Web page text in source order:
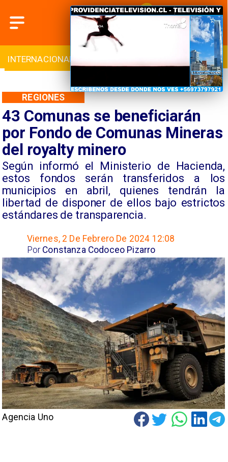
INTERNACIONAL CULTURA
43 Comunas se beneficiarán
por Fondo de Comunas Mineras
del royalty minero
​​Según informó el Ministerio de Hacienda,
estos fondos serán transferidos a los
municipios en abril, quienes tendrán la
libertad de disponer de ellos bajo estrictos
estándares de transparencia.
REGIONES
Viernes, 2 De Febrero De 2024 12:08
Constanza Codoceo Pizarro
Por
Agencia Uno